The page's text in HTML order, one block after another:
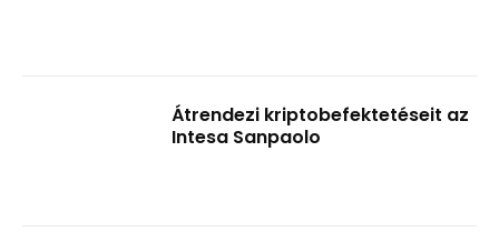
Átrendezi kriptobefektetéseit az
Intesa Sanpaolo